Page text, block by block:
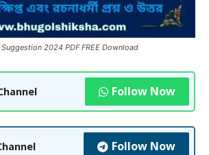
2024 PDF FREE Download
Follow Now
Follow Now